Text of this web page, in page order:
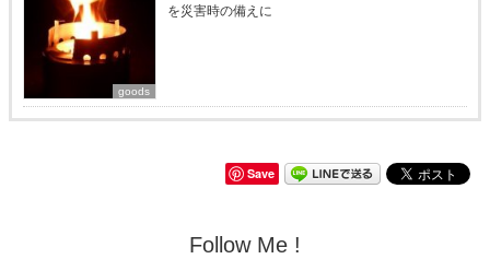
goods
を災害時の備えに
Save
Follow Me !